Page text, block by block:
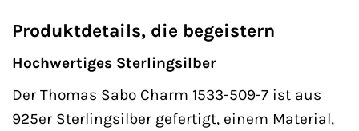
Produktdetails, die begeistern
Hochwertiges Sterlingsilber
Der Thomas Sabo Charm 1533-509-7 ist aus
925er Sterlingsilber gefertigt, einem Material,